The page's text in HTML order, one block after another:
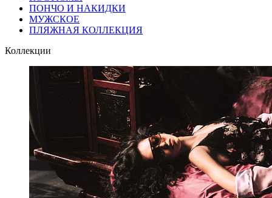
ПОНЧО И НАКИДКИ
МУЖСКОЕ
ПЛЯЖНАЯ КОЛЛЕКЦИЯ
Коллекции